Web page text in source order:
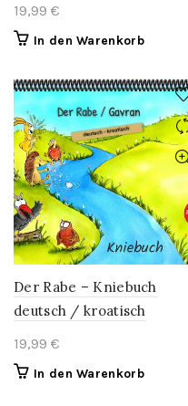
19,99 €
In den Warenkorb
Der Rabe – Kniebuch
deutsch / kroatisch
19,99 €
In den Warenkorb